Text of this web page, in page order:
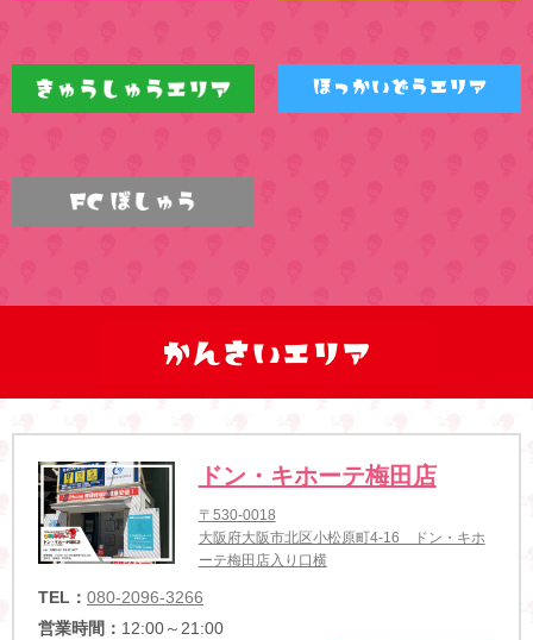
ドン・キホーテ梅田店
〒530-0018
大阪府大阪市北区小松原町4-16 ドン・キホ
ーテ梅田店入り口横
TEL： 080-2096-3266
営業時間： 12:00～21:00